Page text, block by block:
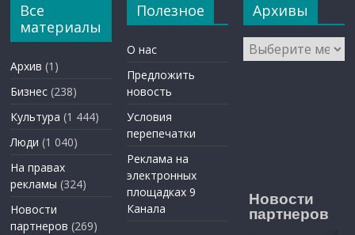
Все
материалы
Архив (1)
Бизнес (238)
Культура (1 444)
Люди (1 040)
На правах
рекламы (324)
Новости
партнеров (269)
Полезное
О нас
Предложить
новость
Условия
перепечатки
Реклама на
электронных
площадках 9
Канала
Архивы
Архивы
Новости
партнеров